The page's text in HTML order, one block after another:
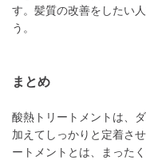
す。髪質の改善をしたい
う。
まとめ
酸熱トリートメントは、
加えてしっかりと定着さ
ートメントとは、まった